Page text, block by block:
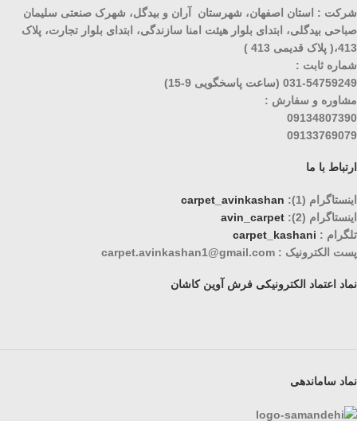
شرکت : استان اصفهان، شهرستان آران و بیدگل، شهرک صنعتی سلیمان
صباحی بیدگلی، ابتدای بلوار هیئت امنا سازندگی، ابتدای بلوار تجارت، پلاک
413،( پلاک قدیمی 413 )
شماره ثابت :
031-54759249 (ساعت پاسخگویی 9-15)
مشاوره و سفارش :
09134807390
09133769079
ارتباط با ما
اینستاگرام (1):
carpet_avinkashan
اینستاگرام (2):
avin_carpet
تلگرام : carpet_kashani
پست الکترونیک : carpet.avinkashan1@gmail.com
نماد اعتماد الکترونیکی فرش آوین کاشان
نماد ساماندهی